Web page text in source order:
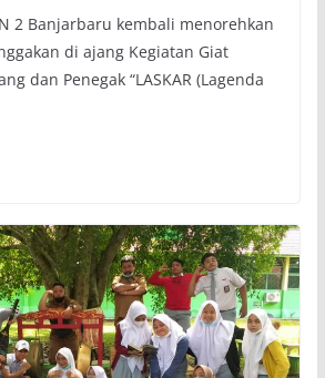
2 Banjarbaru kembali menorehkan
di ajang Kegiatan Giat
dan Penegak “LASKAR (Lagenda